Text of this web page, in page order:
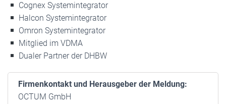
Cognex Systemintegrator
Halcon Systemintegrator
Omron Systemintegrator
Mitglied im VDMA
Dualer Partner der DHBW
Firmenkontakt und Herausgeber der Meldung:
OCTUM GmbH